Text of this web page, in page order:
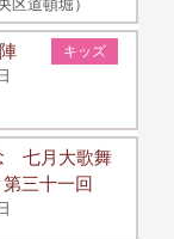
区道頓堀）
キッズ
七月大歌舞
三十一回